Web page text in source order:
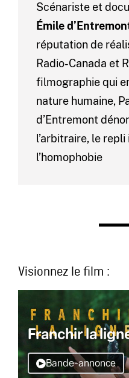
Scénariste et
Émile
réputation de
Radio-Canada et
filmographie qui
nature humaine,
d’Entremont
l’arbitraire, le
l’homophobie
Visionnez le film :